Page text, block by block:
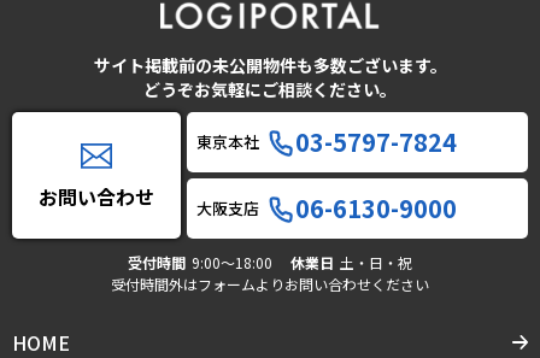
サイト掲載前の未公開物件も多数ございます。
どうぞお気軽にご相談ください。
お問い合わせ
東京本社 03-5797-7824
大阪支店 06-6130-9000
受付時間 9:00〜18:00 休業日 土・日・祝
受付時間外はフォームよりお問い合わせください
HOME